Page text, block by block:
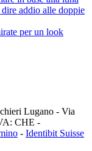
addio alle doppie
per un look
Lugano - Via
CHE -
- Identibit Suisse